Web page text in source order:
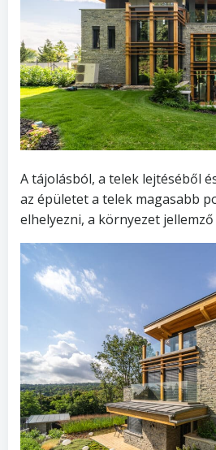
A tájolásból, a telek lejtéséből
az épületet a telek magasabb
elhelyezni, a környezet